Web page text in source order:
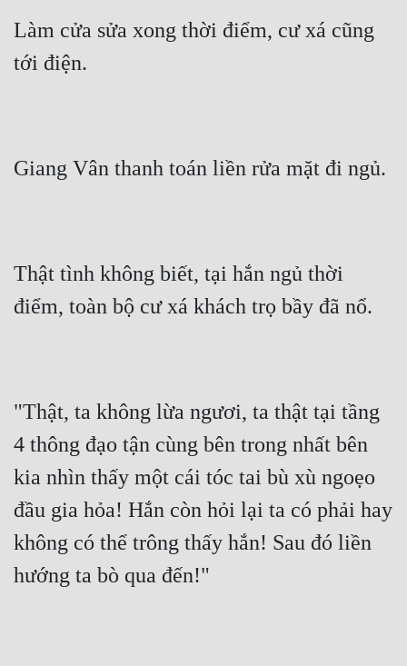
Làm cửa sửa xong thời điểm, cư xá cũng
tới điện.
Giang Vân thanh toán liền rửa mặt đi ngủ.
Thật tình không biết, tại hắn ngủ thời
điểm, toàn bộ cư xá khách trọ bầy đã nổ.
"Thật, ta không lừa ngươi, ta thật tại tầng
4 thông đạo tận cùng bên trong nhất bên
kia nhìn thấy một cái tóc tai bù xù ngoẹo
đầu gia hỏa! Hắn còn hỏi lại ta có phải hay
không có thể trông thấy hắn! Sau đó liền
hướng ta bò qua đến!"